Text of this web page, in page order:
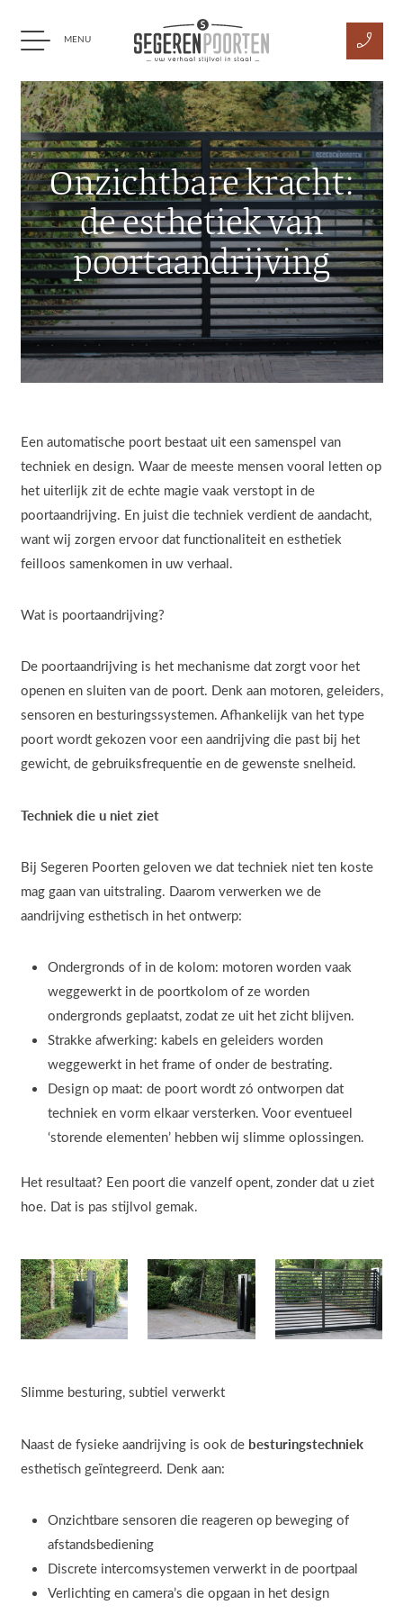
Ga naar content
MENU phone_enabled
Onzichtbare kracht:
de esthetiek van
poortaandrijving
Een automatische poort bestaat uit een samenspel van
techniek en design. Waar de meeste mensen vooral letten op
het uiterlijk zit de echte magie vaak verstopt in de
poortaandrijving. En juist die techniek verdient de aandacht,
want wij zorgen ervoor dat functionaliteit en esthetiek
feilloos samenkomen in uw verhaal.
Wat is poortaandrijving?
De poortaandrijving is het mechanisme dat zorgt voor het
openen en sluiten van de poort. Denk aan motoren, geleiders,
sensoren en besturingssystemen. Afhankelijk van het type
poort wordt gekozen voor een aandrijving die past bij het
gewicht, de gebruiksfrequentie en de gewenste snelheid.
Techniek die u niet ziet
Bij Segeren Poorten geloven we dat techniek niet ten koste
mag gaan van uitstraling. Daarom verwerken we de
aandrijving esthetisch in het ontwerp:
Ondergronds of in de kolom: motoren worden vaak
weggewerkt in de poortkolom of ze worden
ondergronds geplaatst, zodat ze uit het zicht blijven.
Strakke afwerking: kabels en geleiders worden
weggewerkt in het frame of onder de bestrating.
Design op maat: de poort wordt zó ontworpen dat
techniek en vorm elkaar versterken. Voor eventueel
‘storende elementen’ hebben wij slimme oplossingen.
Het resultaat? Een poort die vanzelf opent, zonder dat u ziet
hoe. Dat is pas stijlvol gemak.
Slimme besturing, subtiel verwerkt
Naast de fysieke aandrijving is ook de besturingstechniek
esthetisch geïntegreerd. Denk aan:
Onzichtbare sensoren die reageren op beweging of
afstandsbediening
Discrete intercomsystemen verwerkt in de poortpaal
Verlichting en camera’s die opgaan in het design